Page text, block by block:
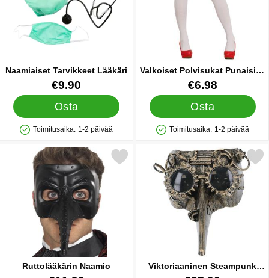
Naamiaiset Tarvikkeet Lääkäri
Tuote.nro 42854
€9.90
Osta
Saatavuus: Varastossa
Toimitusaika: 1-2 päivää
Valkoiset Polvisukat Punaisilla
Ruseteilla
Tuote.nro 84393
€6.98
Osta
Saatavuus: Varastossa
Toimitusaika: 1-2 päivää
Ruttolääkärin Naamio
Merkitse ruttolääkärin Naamio suosikiksi
Viktoriaaninen Steampunk
Merkitse viktoriaaninen Steampunk